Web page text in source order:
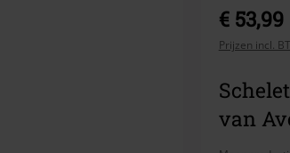
€ 53,99
Prijzen incl.
van